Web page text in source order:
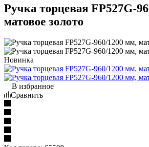
Ручка торцевая FP527G-
матовое золото
Новинка
В избранное
Сравнить